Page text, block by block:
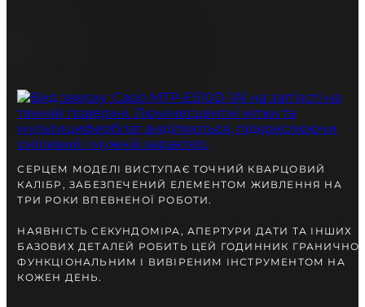
СЕРЦЕМ МОДЕЛІ ВИСТУПАЄ ТОЧНИЙ КВАРЦОВИЙ
КАЛІБР, ЗАБЕЗПЕЧЕНИЙ ЕЛЕМЕНТОМ ЖИВЛЕННЯ НА
ТРИ РОКИ ВПЕВНЕНОЇ РОБОТИ.
НАЯВНІСТЬ СЕКУНДОМІРА, АПЕРТУРИ ДАТИ ТА ІНШИХ
БАЗОВИХ ДЕТАЛЕЙ РОБИТЬ ЦЕЙ ГОДИННИК ГРАНИЧНО
ФУНКЦІОНАЛЬНИМ І ВИВІРЕНИМ ІНСТРУМЕНТОМ НА
КОЖЕН ДЕНЬ.